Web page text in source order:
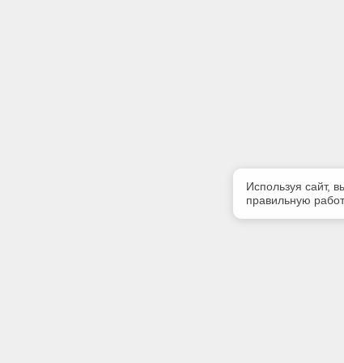
Используя сайт,
правильную